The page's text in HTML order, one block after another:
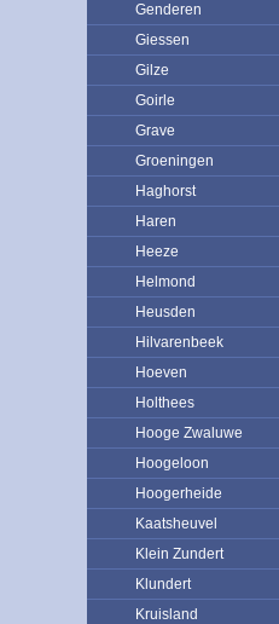
Genderen
Giessen
Gilze
Goirle
Grave
Groeningen
Haghorst
Haren
Heeze
Helmond
Heusden
Hilvarenbeek
Hoeven
Holthees
Hooge Zwaluwe
Hoogeloon
Hoogerheide
Kaatsheuvel
Klein Zundert
Klundert
Kruisland